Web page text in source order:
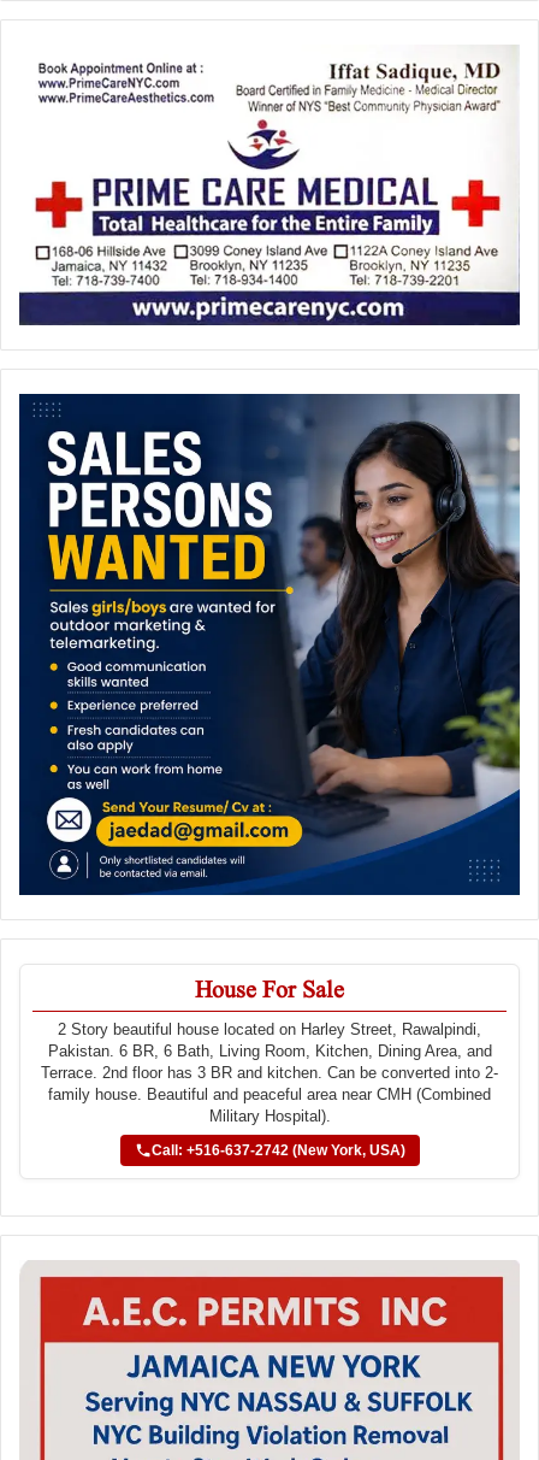
House For Sale
2 Story beautiful house located on Harley Street, Rawalpindi,
Pakistan. 6 BR, 6 Bath, Living Room, Kitchen, Dining Area, and
Terrace. 2nd floor has 3 BR and kitchen. Can be converted into 2-
family house. Beautiful and peaceful area near CMH (Combined
Military Hospital).
Call: +516-637-2742 (New York, USA)